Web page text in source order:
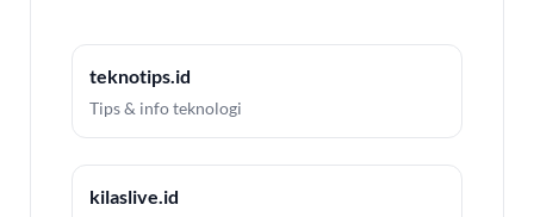
teknotips.id
Tips & info teknologi
kilaslive.id